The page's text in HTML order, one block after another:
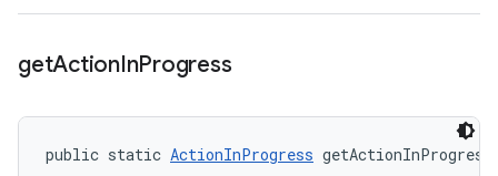
getActionInProgress
public static ActionInProgress